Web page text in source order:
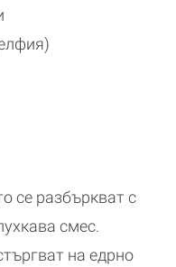
се разбъркват с
смес.
на едрно